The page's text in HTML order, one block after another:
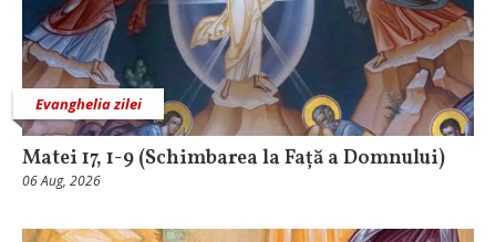
Evanghelia zilei
Matei 17, 1-9 (Schimbarea la Față a Domnului)
06 Aug, 2026